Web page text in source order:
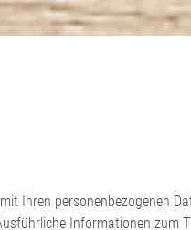
Ihren personenbezogenen
Informationen